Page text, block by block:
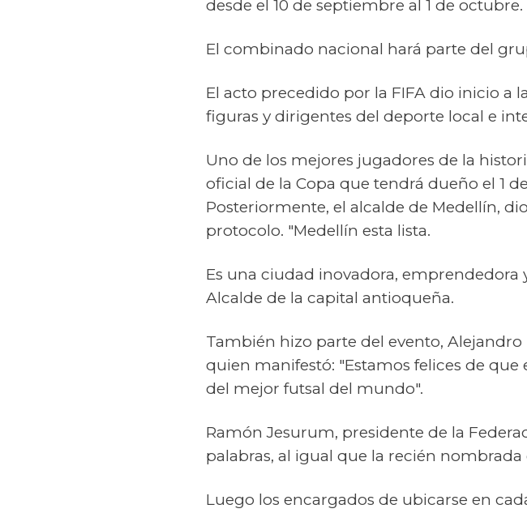
desde el 10 de septiembre al 1 de octubre.
El combinado nacional hará parte del
El acto precedido por la FIFA dio inicio a
figuras y dirigentes del deporte local e
Uno de los mejores jugadores de la
oficial de la Copa que tendrá dueño el 1
Posteriormente, el alcalde de Medellín,
protocolo. "Medellín esta lista.
Es una ciudad inovadora,
Alcalde de la capital antioqueña.
También hizo parte del evento,
quien manifestó: "Estamos felices de
del mejor futsal del mundo".
Ramón Jesurum, presidente de la
palabras, al igual que la recién
Luego los encargados de ubicarse en